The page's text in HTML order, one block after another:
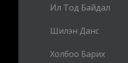
Ил Тод Байдал
Шилэн Данс
Холбоо Барих